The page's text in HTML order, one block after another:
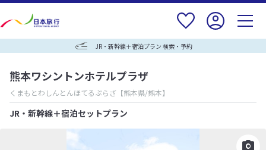
JR・新幹線＋宿泊プラン 検索・予約
熊本ワシントンホテルプラザ
くまもとわしんとんほてるぷらざ 【熊本県/熊本】
JR・新幹線＋宿泊セットプラン